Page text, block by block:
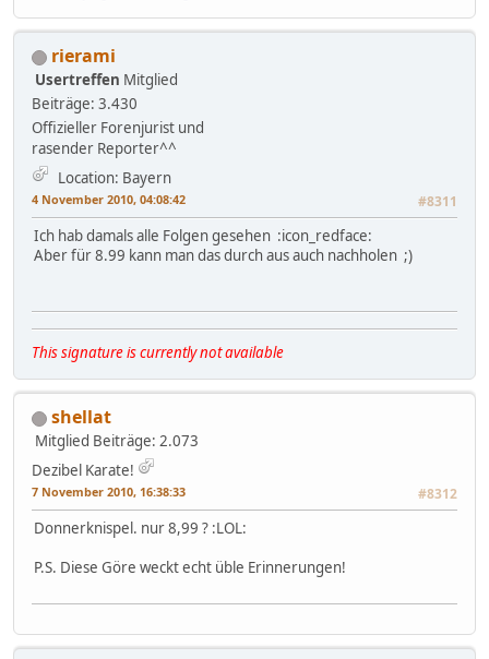
rierami
Usertreffen Mitglied
Beiträge: 3.430
Offizieller Forenjurist und
rasender Reporter^^
Location: Bayern
4 November 2010, 04:08:42 #8311
Ich hab damals alle Folgen gesehen :icon_redface:
Aber für 8.99 kann man das durch aus auch nachholen ;)
This signature is currently not available
shellat
Mitglied Beiträge: 2.073
Dezibel Karate!
7 November 2010, 16:38:33 #8312
Donnerknispel. nur 8,99 ? :LOL:
P.S. Diese Göre weckt echt üble Erinnerungen!